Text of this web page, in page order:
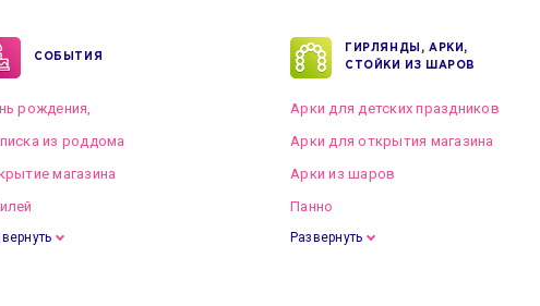
СОБЫТИЯ
рождения,
из роддома
магазина
ГИРЛЯНДЫ, АРКИ,
СТОЙКИ ИЗ ШАРОВ
Арки для детских праздников
Арки для открытия магазина
Арки из шаров
Панно
Развернуть